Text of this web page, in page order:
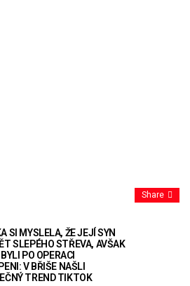
Share
SI MYSLELA, ŽE JEJÍ SYN
SLEPÉHO STŘEVA, AVŠAK
BYLI PO OPERACI
V BŘIŠE NAŠLI
TREND TIKTOK